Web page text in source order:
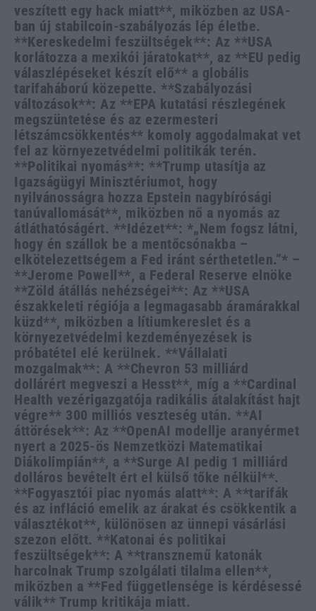
veszített egy hack miatt**, miközben az USA-
ban új stabilcoin-szabályozás lép életbe.
**Kereskedelmi feszültségek**: Az **USA
korlátozza a mexikói járatokat**, az **EU pedig
válaszlépéseket készít elő** a globális
tarifaháború közepette. **Szabályozási
változások**: Az **EPA kutatási részlegének
megszüntetése és az ezermesteri
létszámcsökkentés** komoly aggodalmakat vet
fel az környezetvédelmi politikák terén.
**Politikai nyomás**: **Trump utasítja az
Igazságügyi Minisztériumot, hogy
nyilvánosságra hozza Epstein nagybírósági
tanúvallomását**, miközben nő a nyomás az
átláthatóságért. **Idézet**: *„Nem fogsz látni,
hogy én szállok be a mentőcsónakba –
elkötelezettségem a Fed iránt sérthetetlen.”* –
**Jerome Powell**, a Federal Reserve elnöke
**Zöld átállás nehézségei**: Az **USA
északkeleti régiója a legmagasabb áramárakkal
küzd**, miközben a lítiumkereslet és a
környezetvédelmi kezdeményezések is
próbatétel elé kerülnek. **Vállalati
mozgalmak**: A **Chevron 53 milliárd
dollárért megveszi a Hesst**, míg a **Cardinal
Health vezérigazgatója radikális átalakítást hajt
végre** 300 milliós veszteség után. **AI
áttörések**: Az **OpenAI modellje aranyérmet
nyert a 2025-ös Nemzetközi Matematikai
Diákolimpián**, a **Surge AI pedig 1 milliárd
dolláros bevételt ért el külső tőke nélkül**.
**Fogyasztói piac nyomás alatt**: A **tarifák
és az infláció emelik az árakat és csökkentik a
választékot**, különösen az ünnepi vásárlási
szezon előtt. **Katonai és politikai
feszültségek**: A **transznemű katonák
harcolnak Trump szolgálati tilalma ellen**,
miközben a **Fed függetlensége is kérdésessé
válik** Trump kritikája miatt.